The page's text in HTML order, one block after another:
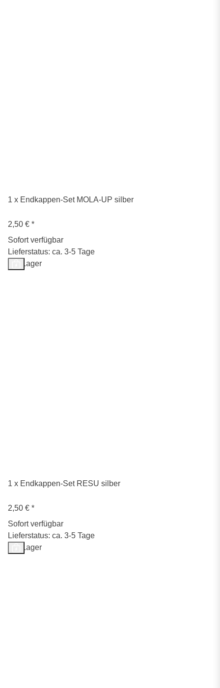
1 x Endkappen-Set MOLA-UP silber
2,50 € *
Sofort verfügbar
Lieferstatus: ca. 3-5 Tage
Auf Lager
1 x Endkappen-Set RESU silber
2,50 € *
Sofort verfügbar
Lieferstatus: ca. 3-5 Tage
Auf Lager